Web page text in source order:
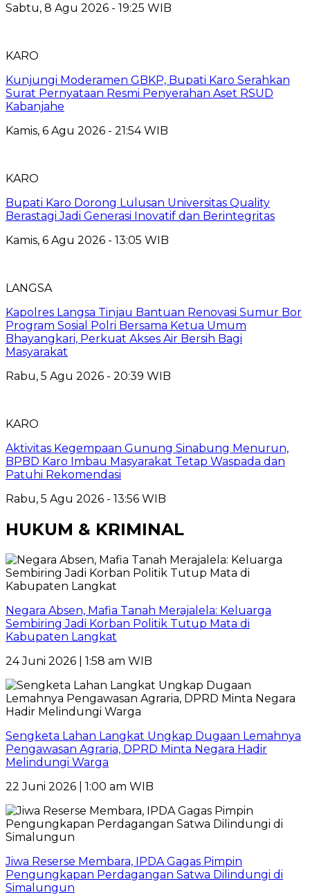
Sabtu, 8 Agu 2026 - 19:25 WIB
KARO
Kunjungi Moderamen GBKP, Bupati Karo Serahkan
Surat Pernyataan Resmi Penyerahan Aset RSUD
Kabanjahe
Kamis, 6 Agu 2026 - 21:54 WIB
KARO
Bupati Karo Dorong Lulusan Universitas Quality
Berastagi Jadi Generasi Inovatif dan Berintegritas
Kamis, 6 Agu 2026 - 13:05 WIB
LANGSA
Kapolres Langsa Tinjau Bantuan Renovasi Sumur Bor
Program Sosial Polri Bersama Ketua Umum
Bhayangkari, Perkuat Akses Air Bersih Bagi
Masyarakat
Rabu, 5 Agu 2026 - 20:39 WIB
KARO
Aktivitas Kegempaan Gunung Sinabung Menurun,
BPBD Karo Imbau Masyarakat Tetap Waspada dan
Patuhi Rekomendasi
Rabu, 5 Agu 2026 - 13:56 WIB
HUKUM & KRIMINAL
Negara Absen, Mafia Tanah Merajalela: Keluarga
Sembiring Jadi Korban Politik Tutup Mata di
Kabupaten Langkat
24 Juni 2026 | 1:58 am WIB
Sengketa Lahan Langkat Ungkap Dugaan Lemahnya
Pengawasan Agraria, DPRD Minta Negara Hadir
Melindungi Warga
22 Juni 2026 | 1:00 am WIB
Jiwa Reserse Membara, IPDA Gagas Pimpin
Pengungkapan Perdagangan Satwa Dilindungi di
Simalungun